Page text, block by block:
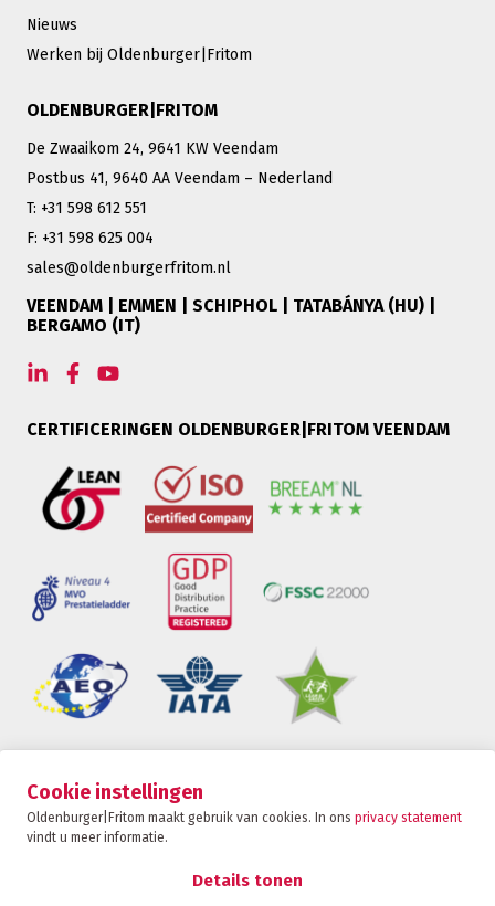
Cookie instellingen
Oldenburger|Fritom maakt gebruik van cookies. In onsprivacy statement
vindt u meer informatie.
Details tonen
Nieuws
Werken bij Oldenburger|Fritom
OLDENBURGER|FRITOM
De Zwaaikom 24, 9641 KW Veendam
Postbus 41, 9640 AA Veendam – Nederland
T: +31 598 612 551
F: +31 598 625 004
sales@oldenburgerfritom.nl
VEENDAM | EMMEN | SCHIPHOL | TATABÁNYA (HU) |
BERGAMO (IT)
CERTIFICERINGEN OLDENBURGER|FRITOM VEENDAM
Oldenburger|Fritom is onderdeel van de Fritom
Group